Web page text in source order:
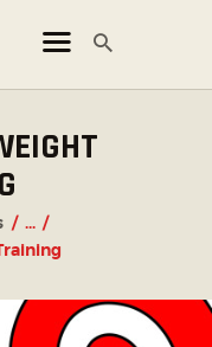
...